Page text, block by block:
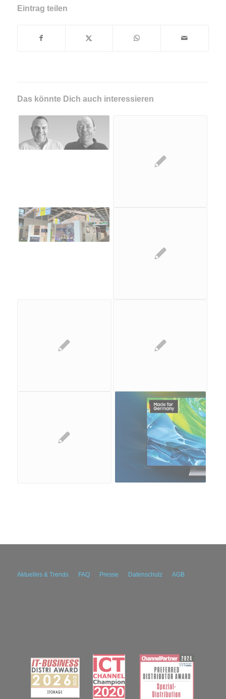
Eintrag teilen
Das könnte Dich auch interessieren
Aktuelles & Trends FAQ Presse Datenschutz AGB